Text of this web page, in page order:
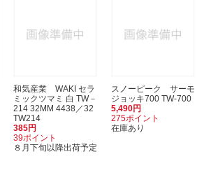
和気産業 WAKI セラ
ミックツマミ 白 TW－
214 32MM 4438／32
TW214
385円
39ポイント
８月下旬以降出荷予定
スノーピーク サーモ
ジョッキ700 TW-700
5,490円
275ポイント
在庫あり